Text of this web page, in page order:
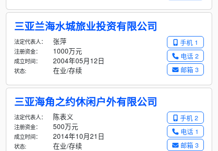
三亚兰海水城旅业投资有限公司
手机 1
电话 2
邮箱 3
法定代表人： 张萍
注册资金： 1000万元
成立时间： 2004年05月12日
状态: 在业/存续
三亚海角之约休闲户外有限公司
手机 2
电话 1
邮箱 3
法定代表人： 陈表义
注册资金： 500万元
成立时间： 2014年10月21日
状态: 在业/存续